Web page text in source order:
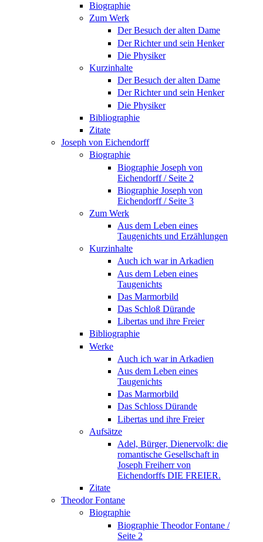
Biographie
Zum Werk
Der Besuch der alten Dame
Der Richter und sein Henker
Die Physiker
Kurzinhalte
Der Besuch der alten Dame
Der Richter und sein Henker
Die Physiker
Bibliographie
Zitate
Joseph von Eichendorff
Biographie
Biographie Joseph von
Eichendorff / Seite 2
Biographie Joseph von
Eichendorff / Seite 3
Zum Werk
Aus dem Leben eines
Taugenichts und Erzählungen
Kurzinhalte
Auch ich war in Arkadien
Aus dem Leben eines
Taugenichts
Das Marmorbild
Das Schloß Dürande
Libertas und ihre Freier
Bibliographie
Werke
Auch ich war in Arkadien
Aus dem Leben eines
Taugenichts
Das Marmorbild
Das Schloss Dürande
Libertas und ihre Freier
Aufsätze
Adel, Bürger, Dienervolk: die
romantische Gesellschaft in
Joseph Freiherr von
Eichendorffs DIE FREIER.
Zitate
Theodor Fontane
Biographie
Biographie Theodor Fontane /
Seite 2